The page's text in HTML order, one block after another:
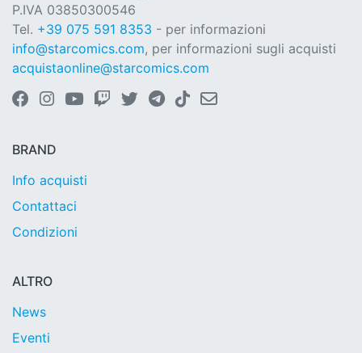
P.IVA 03850300546
Tel. +39 075 591 8353 - per informazioni
info@starcomics.com, per informazioni sugli acquisti
acquistaonline@starcomics.com
BRAND
Info acquisti
Contattaci
Condizioni
ALTRO
News
Eventi